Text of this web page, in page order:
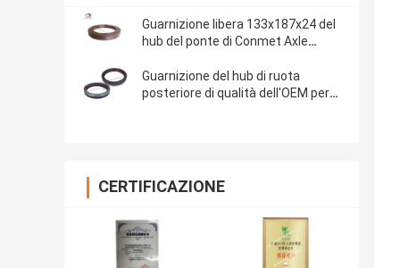
Guarnizione libera 133x187x24 del
hub del ponte di Conmet Axle
rive
Guarnizione del hub di ruota
posteriore di qualità dell'OEM per
CERTIFICAZIONE